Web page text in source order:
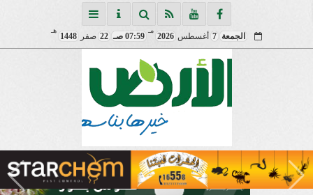
الجمعة 7 أغسطس 2026
مـ
07:59 صـ 22 صفر 1448
هـ